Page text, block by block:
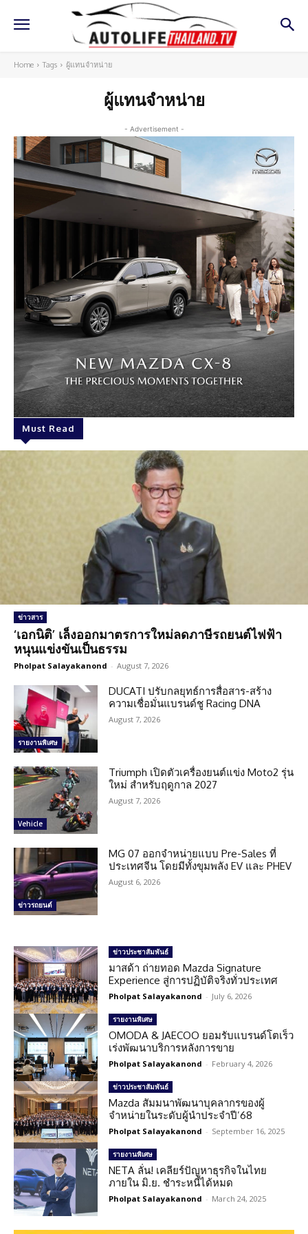
Home Tags ผู้แทนจำหน่าย
ผู้แทนจำหน่าย
- Advertisement -
Must Read
ข่าวสาร
‘เอกนิติ’ เล็งออกมาตรการใหม่ลดภาษีรถยนต์ไฟฟ้า
หนุนแข่งขันเป็นธรรม
Pholpat Salayakanond - August 7, 2026
รายงานพิเศษ
DUCATI ปรับกลยุทธ์การสื่อสาร-สร้าง
ความเชื่อมั่นแบรนด์ชู Racing DNA
August 7, 2026
Vehicle
Triumph เปิดตัวเครื่องยนต์แข่ง Moto2 รุ่น
ใหม่ สำหรับฤดูกาล 2027
August 7, 2026
ข่าวรถยนต์
MG 07 ออกจำหน่ายแบบ Pre-Sales ที่
ประเทศจีน โดยมีทั้งขุมพลัง EV และ PHEV
August 6, 2026
ข่าวประชาสัมพันธ์
มาสด้า ถ่ายทอด Mazda Signature
Experience สู่การปฏิบัติจริงทั่วประเทศ
Pholpat Salayakanond - July 6, 2026
รายงานพิเศษ
OMODA & JAECOO ยอมรับแบรนด์โตเร็ว
เร่งพัฒนาบริการหลังการขาย
Pholpat Salayakanond - February 4, 2026
ข่าวประชาสัมพันธ์
Mazda สัมมนาพัฒนาบุคลากรของผู้
จำหน่ายในระดับผู้นำประจำปี’68
Pholpat Salayakanond - September 16, 2025
รายงานพิเศษ
NETA ลั่น! เคลียร์ปัญหาธุรกิจในไทย
ภายใน มิ.ย. ชำระหนี้ได้หมด
Pholpat Salayakanond - March 24, 2025